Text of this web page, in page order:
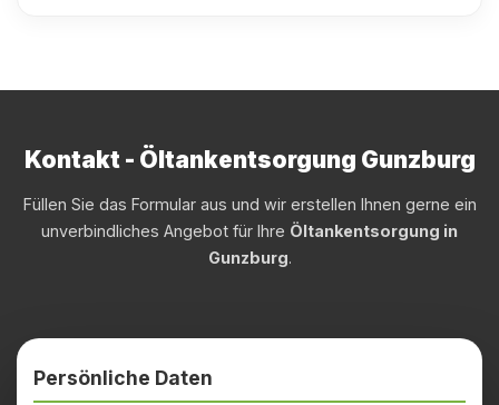
Kontakt - Öltankentsorgung Gunzburg
Füllen Sie das Formular aus und wir erstellen Ihnen gerne ein
unverbindliches Angebot für Ihre Öltankentsorgung in
Gunzburg.
Persönliche Daten